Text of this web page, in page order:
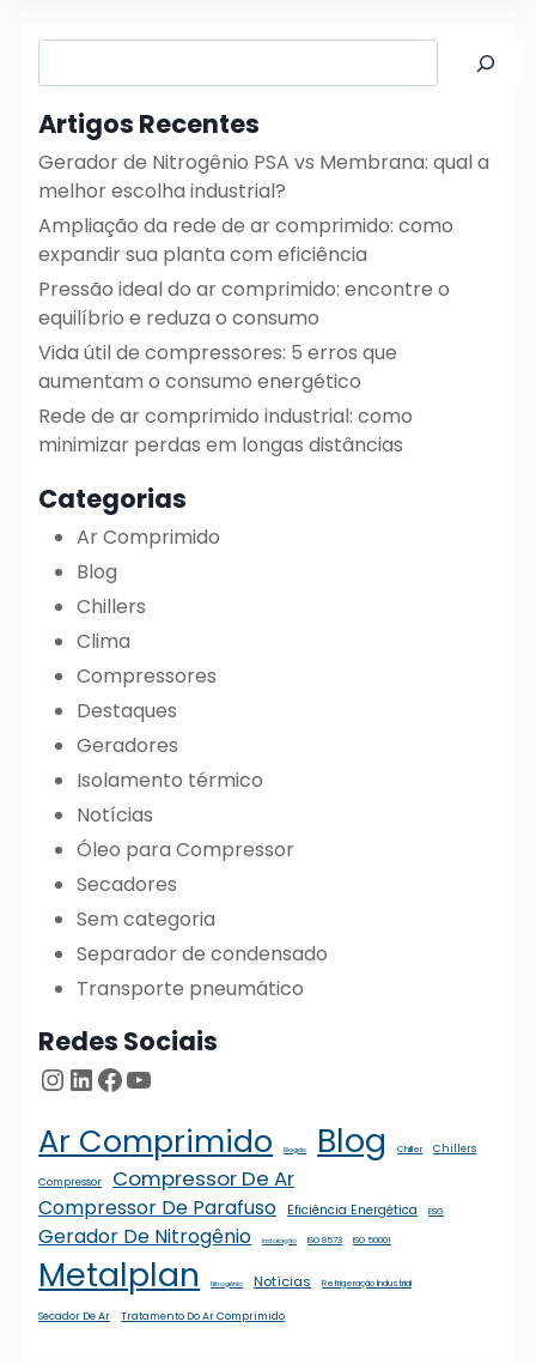
Artigos Recentes
Gerador de Nitrogênio PSA vs Membrana: qual a
melhor escolha industrial?
Ampliação da rede de ar comprimido: como
expandir sua planta com eficiência
Pressão ideal do ar comprimido: encontre o
equilíbrio e reduza o consumo
Vida útil de compressores: 5 erros que
aumentam o consumo energético
Rede de ar comprimido industrial: como
minimizar perdas em longas distâncias
Categorias
Ar Comprimido
Blog
Chillers
Clima
Compressores
Destaques
Geradores
Isolamento térmico
Notícias
Óleo para Compressor
Secadores
Sem categoria
Separador de condensado
Transporte pneumático
Redes Sociais
Instagram
LinkedIn
Facebook
Youtube
Ar Comprimido Biogás Blog Chiller Chillers
Compressor Compressor De Ar
Compressor De Parafuso Eficiência Energética ESG
Gerador De Nitrogênio Instalação ISO 8573 ISO 50001
Metalplan Nitrogênio Notícias Refrigeração Industrial
Secador De Ar Tratamento Do Ar Comprimido